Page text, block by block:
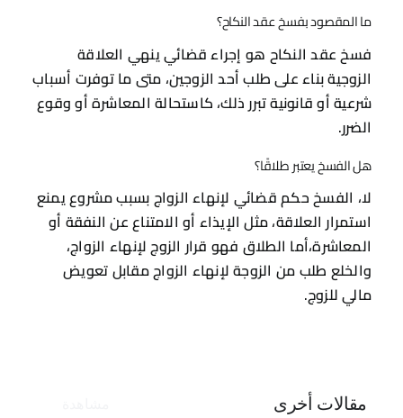
ما المقصود بفسخ عقد النكاح؟
فسخ عقد النكاح هو إجراء قضائي ينهي العلاقة
الزوجية بناء على طلب أحد الزوجين، متى ما توفرت أسباب
شرعية أو قانونية تبرر ذلك، كاستحالة المعاشرة أو وقوع
الضرر.
هل الفسخ يعتبر طلاقًا؟
لا، الفسخ حكم قضائي لإنهاء الزواج بسبب مشروع يمنع
استمرار العلاقة، مثل الإيذاء أو الامتناع عن النفقة أو
المعاشرة،أما الطلاق فهو قرار الزوج لإنهاء الزواج،
والخلع طلب من الزوجة لإنهاء الزواج مقابل تعويض
مالي للزوج.
مقالات أخرى